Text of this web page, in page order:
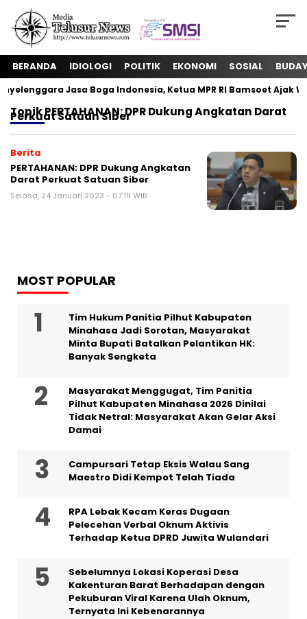
BERANDA IDIOLOGI POLITIK EKONOMI SOSIAL
Jasa Boga Indonesia, Ketua MPR RI Bamsoet Ajak
TopikPERTAHANAN: DPR Dukung Angkatan Darat
Perkuat Satuan Siber
Berita
PERTAHANAN: DPR Dukung Angkatan
Darat Perkuat Satuan Siber
Selasa, 24 Januari 2023 - 07:19 WIB
MOST POPULAR
Tim Hukum Panitia Pilhut Kabupaten
Minahasa Jadi Sorotan, Masyarakat
Minta Bupati Batalkan Pelantikan HK:
Banyak Sengketa
Masyarakat Menggugat, Tim Panitia
Pilhut Kabupaten Minahasa 2026 Dinilai
Tidak Netral: Masyarakat Akan Gelar Aksi
Damai
Campursari Tetap Eksis Walau Sang
Maestro Didi Kempot Telah Tiada
RPA Lebak Kecam Keras Dugaan
Pelecehan Verbal Oknum Aktivis
Terhadap Ketua DPRD Juwita Wulandari
Sebelumnya Lokasi Koperasi Desa
Kakenturan Barat Berhadapan dengan
Pekuburan Viral Karena Ulah Oknum,
Ternyata Ini Kebenarannya